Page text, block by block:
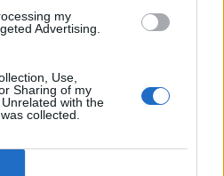
my
Advertising.
Use,
Sharing of my
with the
collected.
urológiai műtétet